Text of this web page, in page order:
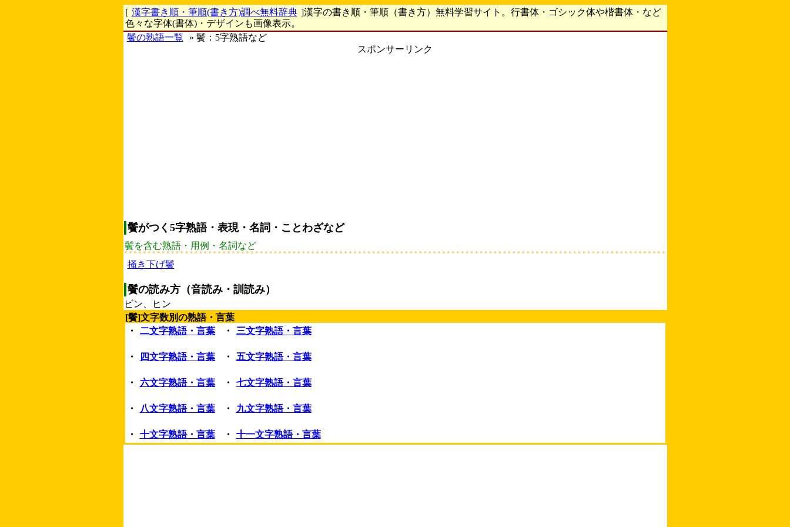
[ 漢字書き順・筆順(書き方)調べ無料辞典 ]漢字の書き順・筆順（書き方）無料学習サイト。行書体・ゴシック体や楷書体・など
色々な字体(書体)・デザインも画像表示。
鬢の熟語一覧
» 鬢：5字熟語など
スポンサーリンク
鬢がつく5字熟語・表現・名詞・ことわざなど
鬢を含む熟語・用例・名詞など
掻き下げ鬢
鬢の読み方（音読み・訓読み）
ビン、ヒン
[鬢]文字数別の熟語・言葉
・
二文字熟語・言葉 ・ 三文字熟語・言葉
・ 四文字熟語・言葉 ・ 五文字熟語・言葉
・ 六文字熟語・言葉 ・ 七文字熟語・言葉
・ 八文字熟語・言葉 ・ 九文字熟語・言葉
・ 十文字熟語・言葉 ・ 十一文字熟語・言葉